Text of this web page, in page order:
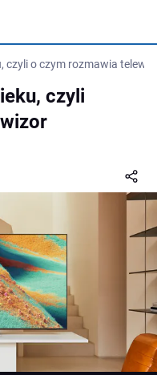
czyli o czym rozmawia
czyli